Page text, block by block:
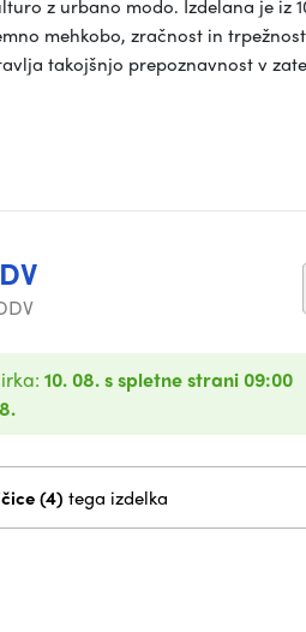
z urbano modo. Izdelana je iz
mehkobo, zračnost in
takojšnjo prepoznavnost v
10. 08. s spletne strani 09:00
Druge različice (4) tega izdelka